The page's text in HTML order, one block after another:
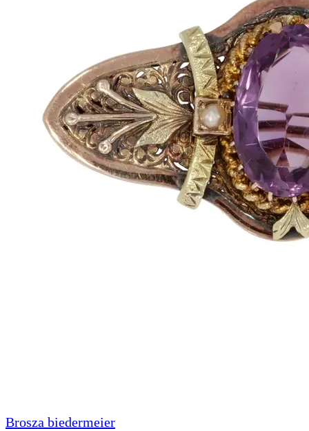
Brosza biedermeier